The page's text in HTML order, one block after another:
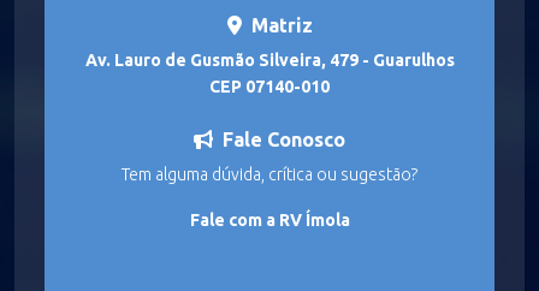
Matriz
Av. Lauro de Gusmão Silveira, 479 - Guarulhos
CEP 07140-010
Fale Conosco
Tem alguma dúvida, crítica ou sugestão?
Fale com a RV Ímola